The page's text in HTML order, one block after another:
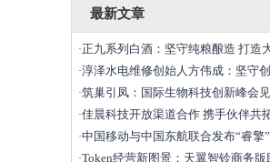
最新文章
·正九系列白酒：坚守纯粮酿造 打造
·淳泽水电维修创始人方伟成：坚守
·筑巢引凤：国际生物科技创新峰会
·佳晨科技开放渠道合作 携手伙伴共
·中国移动与中国东航联合发布“睿擎
·Token经营新图景：天翼智铃商务